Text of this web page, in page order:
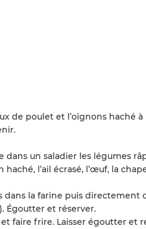
de poulet et l’oignons haché
un saladier les légumes
l’ail écrasé, l’œuf, la
la farine puis directement
Égoutter et réserver.
faire frire. Laisser égoutter et